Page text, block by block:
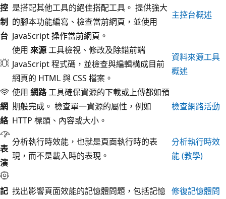
控
制
台
是搭配其他工具的絕佳搭配工具。 提供強大
的腳本功能編寫、檢查當前網頁，並使用
JavaScript 操作當前網頁。
主控台概述
使用 來源工具檢視、修改及除錯前端
JavaScript 程式碼，並檢查與編輯構成目前
網頁的 HTML 與 CSS 檔案。
資料來源工具
概述
網
絡
使用 網路工具確保資源的下載或上傳都如預
期般完成。 檢查單一資源的屬性，例如
HTTP 標頭、內容或大小。
檢查網路活動
表
演
分析執行時效能，也就是頁面執行時的表
現，而不是載入時的表現。
分析執行時效
能 (教學)
記 找出影響頁面效能的記憶體問題，包括記憶 修復記憶體問